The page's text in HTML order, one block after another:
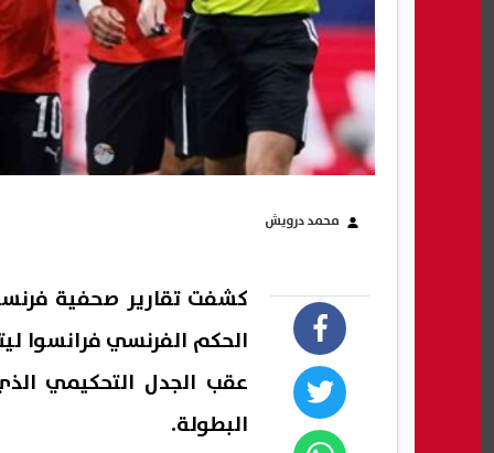
محمد درويش
كشفت تقارير صحفية
البطولة.